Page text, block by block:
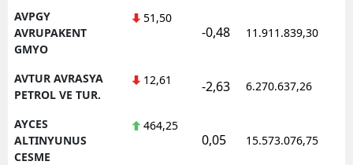
AVPGY
AVRUPAKENT
GMYO
51,50
-0,48 11.911.839,30
AVTUR AVRASYA
PETROL VE TUR.
12,61 -2,63 6.270.637,26
AYCES
ALTINYUNUS
CESME
464,25
0,05 15.573.076,75